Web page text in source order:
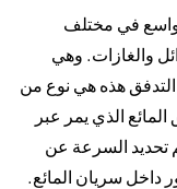
واسع في مختلف
والغازات. وهي
التدفق هذه هي نوع من
الذي يمر عبر
السرعة عن
داخل سريان المائع.